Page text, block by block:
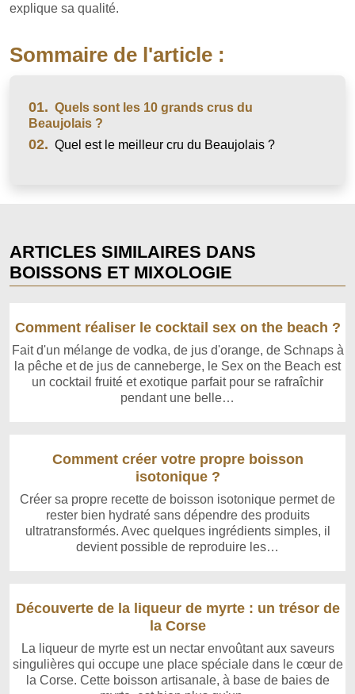
explique sa qualité.
Sommaire de l'article :
01. Quels sont les 10 grands crus du
Beaujolais ?
02. Quel est le meilleur cru du Beaujolais ?
ARTICLES SIMILAIRES DANS
BOISSONS ET MIXOLOGIE
Comment réaliser le cocktail sex on the beach ?
Fait d'un mélange de vodka, de jus d'orange, de Schnaps à
la pêche et de jus de canneberge, le Sex on the Beach est
un cocktail fruité et exotique parfait pour se rafraîchir
pendant une belle…
Comment créer votre propre boisson
isotonique ?
Créer sa propre recette de boisson isotonique permet de
rester bien hydraté sans dépendre des produits
ultratransformés. Avec quelques ingrédients simples, il
devient possible de reproduire les…
Découverte de la liqueur de myrte : un trésor de
la Corse
La liqueur de myrte est un nectar envoûtant aux saveurs
singulières qui occupe une place spéciale dans le cœur de
la Corse. Cette boisson artisanale, à base de baies de